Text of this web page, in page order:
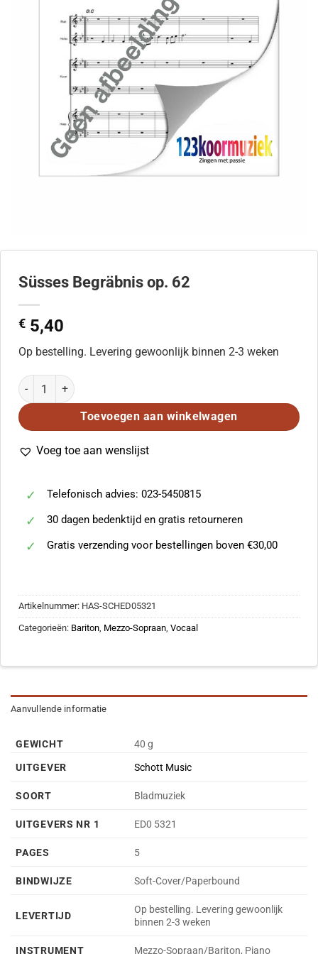
Süsses Begräbnis op. 62
€ 5,40
Op bestelling. Levering gewoonlijk binnen 2-3 weken
Süsses Begräbnis op. 62 aantal
Toevoegen aan winkelwagen
Voeg toe aan wenslijst
Telefonisch advies: 023-5450815
30 dagen bedenktijd en gratis retourneren
Gratis verzending voor bestellingen boven €30,00
Artikelnummer: HAS-SCHED05321
Categorieën: Bariton, Mezzo-Sopraan, Vocaal
Aanvullende informatie
GEWICHT
40 g
UITGEVER
Schott Music
SOORT Bladmuziek
UITGEVERS NR 1 ED0 5321
PAGES 5
BINDWIJZE Soft-Cover/Paperbound
LEVERTIJD
Op bestelling. Levering gewoonlijk
binnen 2-3 weken
INSTRUMENT Mezzo-Sopraan/Bariton, Piano